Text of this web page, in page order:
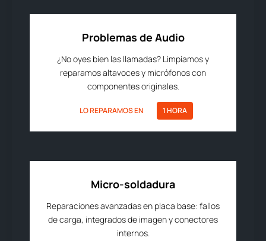
Problemas de Audio
¿No oyes bien las llamadas? Limpiamos y
reparamos altavoces y micrófonos con
componentes originales.
LO REPARAMOS EN 1 HORA
Micro-soldadura
Reparaciones avanzadas en placa base: fallos
de carga, integrados de imagen y conectores
internos.